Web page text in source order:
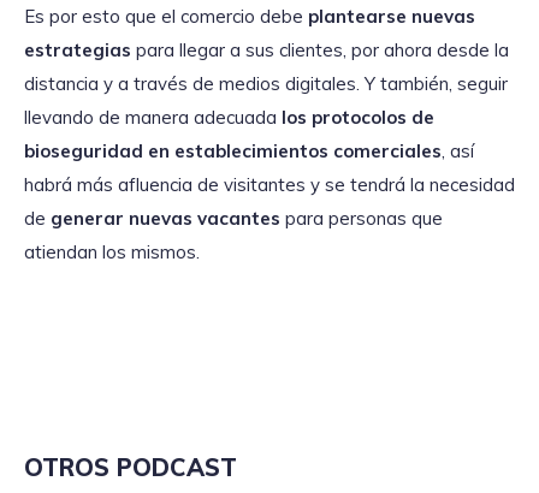
Es por esto que el comercio debe plantearse nuevas
estrategias para llegar a sus clientes, por ahora desde la
distancia y a través de medios digitales. Y también, seguir
llevando de manera adecuada los protocolos de
bioseguridad en establecimientos comerciales , así
habrá más afluencia de visitantes y se tendrá la necesidad
de generar nuevas vacantes para personas que
atiendan los mismos.
OTROS PODCAST